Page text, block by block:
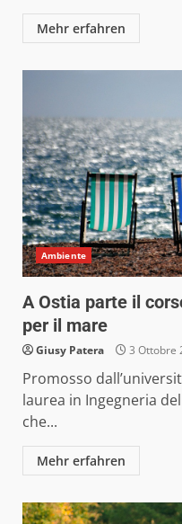
Mehr erfahren
Ambiente
A Ostia parte il
per il mare
Giusy Patera 3 Ottobre
Promosso
laurea in Ingegneria
che...
Mehr erfahren